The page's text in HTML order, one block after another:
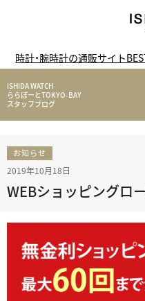
時計・腕時計の通販サイト
ISHIDA WATCH
ららぽーとTOKYO-BAY
スタッフブログ
お知らせ
2019年10月18日
WEBショッピングロ